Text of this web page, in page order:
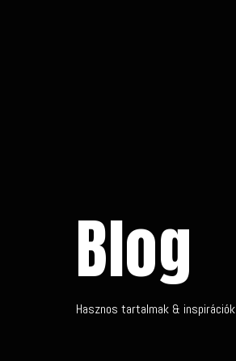
Blog
Hasznos tartalmak & inspirációk